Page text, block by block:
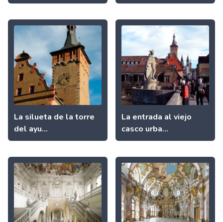
La silueta de la torre
del ayu...
La entrada al viejo
casco urba...